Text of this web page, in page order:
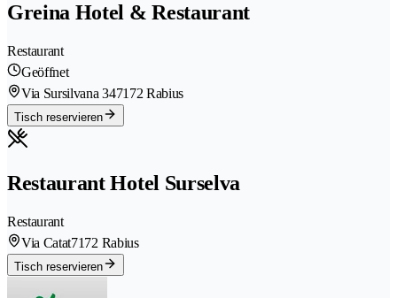
Greina Hotel & Restaurant
Restaurant
Geöffnet
Via Sursilvana 347172 Rabius
Tisch reservieren
Restaurant Hotel Surselva
Restaurant
Via Catat7172 Rabius
Tisch reservieren